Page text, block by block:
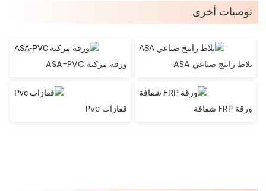
توصيات أخرى
بلاط راتنج صناعي ASA ورقة مركبة ASA-PVC
ورقة FRP شفافة قفازات Pvc